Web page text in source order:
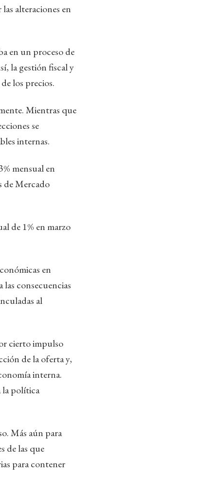
alteraciones en
en un proceso de
la gestión fiscal y
los precios.
Mientras que
se
internas.
mensual en
de Mercado
de 1% en marzo
en
consecuencias
al
cierto impulso
de la oferta y,
interna.
la política
Más aún para
de las que
para contener